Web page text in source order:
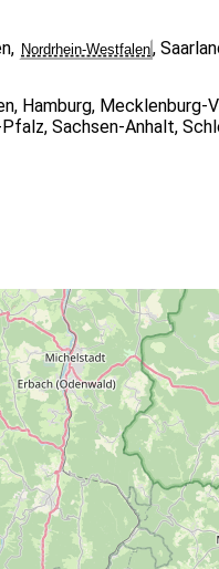
, Nordrhein-Westfalen,
, Hamburg, Mecklenburg-
Pfalz, Sachsen-Anhalt,